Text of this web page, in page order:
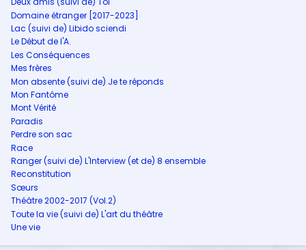
Domaine étranger [2017-2023]
Lac (suivi de) Libido sciendi
Le Début de l'A.
Les Conséquences
Mes frères
Mon absente (suivi de) Je te réponds
Mon Fantôme
Mont Vérité
Paradis
Perdre son sac
Race
Ranger (suivi de) L'Interview (et de) 8 ensemble
Reconstitution
Sœurs
Théâtre 2002-2017 (Vol.2)
Toute la vie (suivi de) L'art du théâtre
Une vie